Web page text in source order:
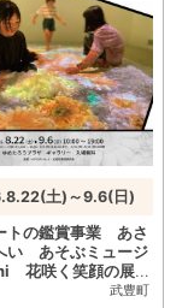
武豊町
土)～9.6(日)
トの鑑賞事業 あさ
い あそぶミュージ
花咲く笑顔の展覧